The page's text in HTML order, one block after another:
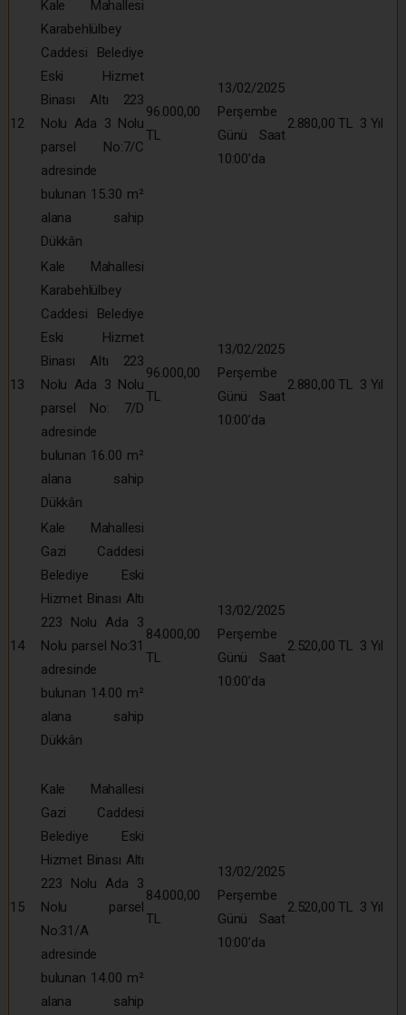
12
Kale Mahallesi
Karabehlülbey
Caddesi Belediye
Eski Hizmet
Binası Altı 223
Nolu Ada 3 Nolu
parsel No:7/C
adresinde
bulunan 15.30 m²
alana sahip
Dükkân
96.000,00
TL
13/02/2025
Perşembe
Günü Saat
10:00’da
2.880,00 TL 3 Yıl
13
Kale Mahallesi
Karabehlülbey
Caddesi Belediye
Eski Hizmet
Binası Altı 223
Nolu Ada 3 Nolu
parsel No: 7/D
adresinde
bulunan 16.00 m²
alana sahip
Dükkân
96.000,00
TL
13/02/2025
Perşembe
Günü Saat
10:00’da
2.880,00 TL 3 Yıl
14
Kale Mahallesi
Gazi Caddesi
Belediye Eski
Hizmet Binası Altı
223 Nolu Ada 3
Nolu parsel No:31
adresinde
bulunan 14.00 m²
alana sahip
Dükkân
84.000,00
TL
13/02/2025
Perşembe
Günü Saat
10:00’da
2.520,00 TL 3 Yıl
15
Kale Mahallesi
Gazi Caddesi
Belediye Eski
Hizmet Binası Altı
223 Nolu Ada 3
Nolu parsel
No:31/A
adresinde
bulunan 14.00 m²
alana sahip
84.000,00
TL
13/02/2025
Perşembe
Günü Saat
10:00’da
2.520,00 TL 3 Yıl